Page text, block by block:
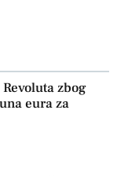
zbog
eura za